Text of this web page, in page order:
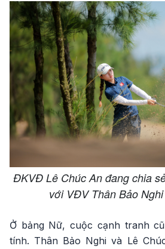
ĐKVĐ Lê Chúc An đang chia
với VĐV Thân Bảo
Ở bảng Nữ, cuộc cạnh tranh
tính. Thân Bảo Nghi và Lê